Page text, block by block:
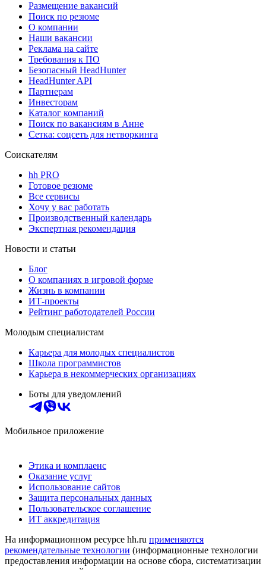
Размещение вакансий
Поиск по резюме
О компании
Наши вакансии
Реклама на сайте
Требования к ПО
Безопасный HeadHunter
HeadHunter API
Партнерам
Инвесторам
Каталог компаний
Поиск по вакансиям в Анне
Сетка: соцсеть для нетворкинга
Соискателям
hh PRO
Готовое резюме
Все сервисы
Хочу у вас работать
Производственный календарь
Экспертная рекомендация
Новости и статьи
Блог
О компаниях в игровой форме
Жизнь в компании
ИТ-проекты
Рейтинг работодателей России
Молодым специалистам
Карьера для молодых специалистов
Школа программистов
Карьера в некоммерческих организациях
Боты для уведомлений
Мобильное приложение
Этика и комплаенс
Оказание услуг
Использование сайтов
Защита персональных данных
Пользовательское соглашение
ИТ аккредитация
На информационном ресурсе hh.ru применяются
рекомендательные технологии (информационные технологии
предоставления информации на основе сбора, систематизации